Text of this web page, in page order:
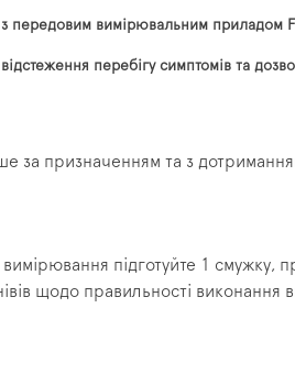
з передовим вимірювальним приладом
перебігу симптомів та
за призначенням та з
підготуйте 1 смужку,
щодо правильності